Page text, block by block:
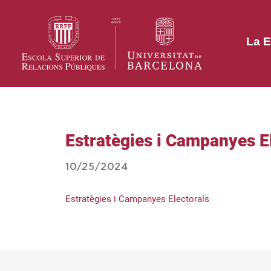
La
Estratègies i Campanyes
10/25/2024
Estratègies i Campanyes Electorals